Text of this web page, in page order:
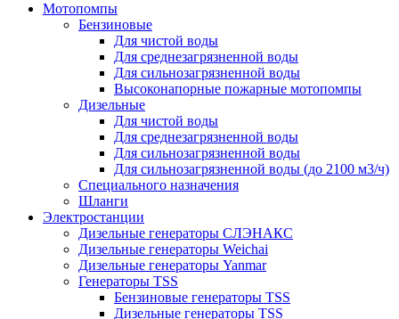
Мотопомпы
Бензиновые
Для чистой воды
Для среднезагрязненной воды
Для сильнозагрязненной воды
Высоконапорные пожарные мотопомпы
Дизельные
Для чистой воды
Для среднезагрязненной воды
Для сильнозагрязненной воды
Для сильнозагрязненной воды (до 2100 м3/ч)
Специального назначения
Шланги
Электростанции
Дизельные генераторы СЛЭНАКС
Дизельные генераторы Weichai
Дизельные генераторы Yanmar
Генераторы TSS
Бензиновые генераторы TSS
Дизельные генераторы TSS